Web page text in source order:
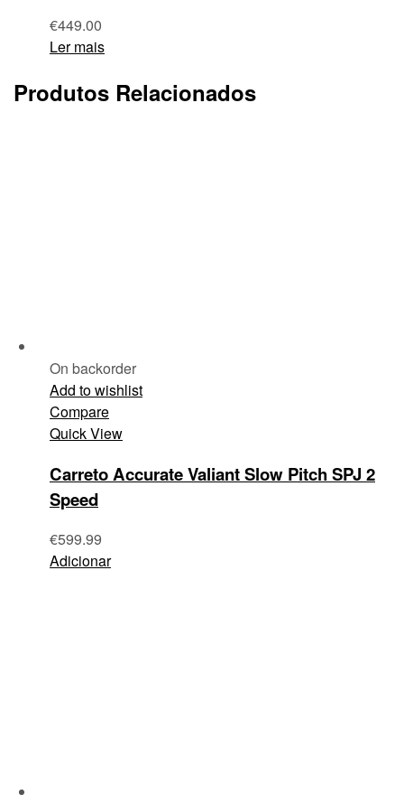
€449.00
Ler mais
Produtos Relacionados
On backorder
Add to wishlist
Compare
Quick View
Carreto Accurate Valiant Slow Pitch SPJ 2
Speed
€599.99
Adicionar